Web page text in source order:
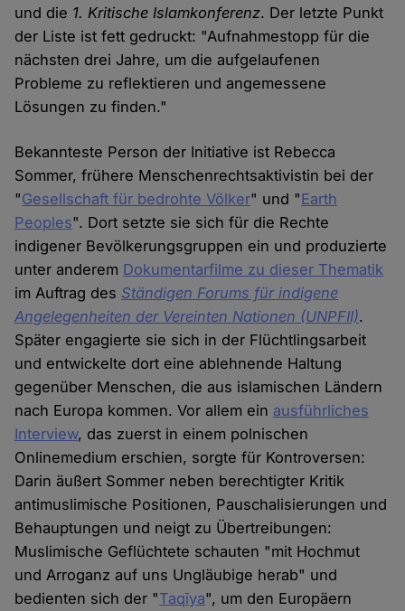
und die 1. Kritische Islamkonferenz. Der letzte Punkt
der Liste ist fett gedruckt: "Aufnahmestopp für die
nächsten drei Jahre, um die aufgelaufenen
Probleme zu reflektieren und angemessene
Lösungen zu finden."
Bekannteste Person der Initiative ist Rebecca
Sommer, frühere Menschenrechtsaktivistin bei der
"Gesellschaft für bedrohte Völker" und "Earth
Peoples". Dort setzte sie sich für die Rechte
indigener Bevölkerungsgruppen ein und produzierte
unter anderem Dokumentarfilme zu dieser Thematik
im Auftrag des Ständigen Forums für indigene
Angelegenheiten der Vereinten Nationen (UNPFII).
Später engagierte sie sich in der Flüchtlingsarbeit
und entwickelte dort eine ablehnende Haltung
gegenüber Menschen, die aus islamischen Ländern
nach Europa kommen. Vor allem ein ausführliches
Interview, das zuerst in einem polnischen
Onlinemedium erschien, sorgte für Kontroversen:
Darin äußert Sommer neben berechtigter Kritik
antimuslimische Positionen, Pauschalisierungen und
Behauptungen und neigt zu Übertreibungen:
Muslimische Geflüchtete schauten "mit Hochmut
und Arroganz auf uns Ungläubige herab" und
bedienten sich der "Taqīya", um den Europäern